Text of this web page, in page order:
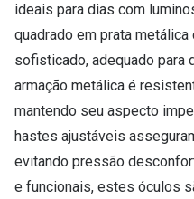
ideais para dias com
quadrado em prata
sofisticado, adequado
armação metálica é
mantendo seu aspecto
hastes ajustáveis
evitando pressão
e funcionais, estes óculos